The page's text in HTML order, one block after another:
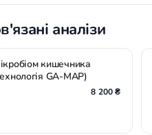
аналізи
кишечника
GA-MAP)
8 200 ₴